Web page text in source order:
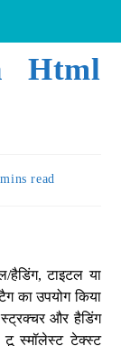
Html
read
टाइटल या
का उपयोग किया
और हैडिंग
टू स्मॉलेस्ट टेक्स्ट